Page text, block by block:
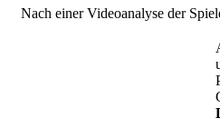
Nach einer Videoanalyse der